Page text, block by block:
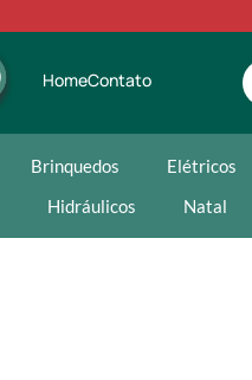
HomeContato
Brinquedos Elétricos
Hidráulicos Natal